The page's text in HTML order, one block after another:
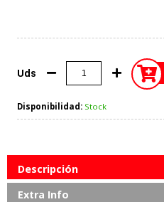
Uds
Disponibilidad: Stock
Descripción
Extra Info